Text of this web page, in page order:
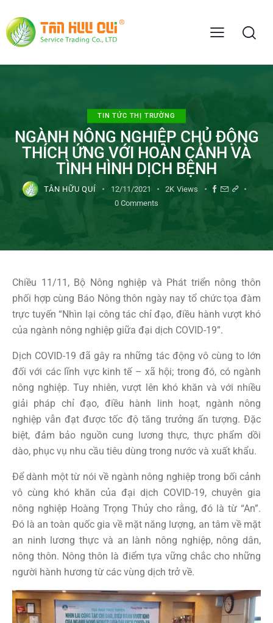
TIN TỨC THỊ TRƯỜNG
NGÀNH NÔNG NGHIỆP CHỦ ĐỘNG
THÍCH ỨNG VỚI HOÀN CẢNH VÀ
TÌNH HÌNH DỊCH BỆNH
TÂN HỮU QUÍ 12/11/2021 2K Views
0 Comments
Chiều 11/11, Bộ Nông nghiệp và Phát triển nông thôn
phối hợp cùng Báo Nông thôn ngày nay tổ chức tọa đàm
trực tuyến “Nhìn lại công tác chỉ đạo, điều hành vượt khó
của ngành nông nghiệp giữa đại dịch COVID-19”.
Dịch COVID-19 đã gây ra những tác động vô cùng to lớn
đối với các lĩnh vực kinh tế – xã hội; trong đó, có ngành
nông nghiệp. Tuy nhiên, vượt lên khó khăn và với nhiều
giải pháp chỉ đạo, điều hành linh hoạt, ngành nông
nghiệp vẫn đạt được tốc độ tăng trưởng ấn tượng. Đặc
biệt, đảm bảo nguồn cung lương thực, thực phẩm dồi
dào, phục vụ nhu cầu tiêu dùng trong nước và xuất khẩu.
Để dành một từ nói về ngành nông nghiệp trong bối cảnh
vô cùng khó khăn của đại dịch COVID-19, chuyên gia
nông nghiệp Hoàng Trọng Thủy cho rằng, đó là từ “An”.
Đó là an toàn quốc gia về mặt năng lượng, an tâm về mặt
an ninh lương thực và an lành nông nghiệp, nông dân,
nông thôn. Nông thôn là điểm tựa vững chắc cho những
người hành hương từ các vùng dịch trở về.